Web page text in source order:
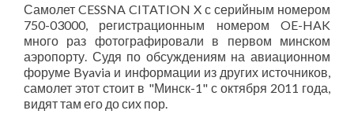
Самолет CESSNA CITATION X с серийным номером
750-03000, регистрационным номером OE-HAK
много раз фотографировали в первом минском
аэропорту. Судя по обсуждениям на авиационном
форуме Byavia и информации из других источников,
самолет этот стоит в "Минск-1" с октября 2011 года,
видят там его до сих пор.